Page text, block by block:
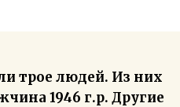
трое людей. Из них
1946 г.р. Другие